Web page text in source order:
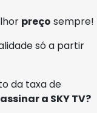
preço sempre!
só a partir
da taxa de
assinar a SKY TV?